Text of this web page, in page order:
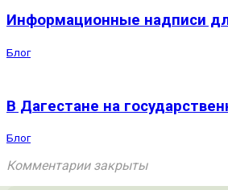
Информационные надписи
Блог
В Дагестане на
Блог
Комментарии закрыты